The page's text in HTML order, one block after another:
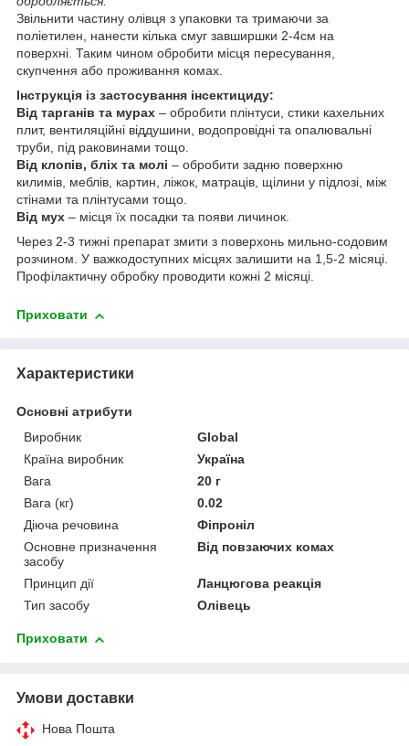
Звільнити частину олівця з упаковки та тримаючи за
поліетилен, нанести кілька смуг завширшки 2-4см на
поверхні. Таким чином обробити місця пересування,
скупчення або проживання комах.
Інструкція із застосування інсектициду:
Від тарганів та мурах – обробити плінтуси, стики кахельних
плит, вентиляційні віддушини, водопровідні та опалювальні
труби, під раковинами тощо.
Від клопів, бліх та молі – обробити задню поверхню
килимів, меблів, картин, ліжок, матраців, щілини у підлозі, між
стінами та плінтусами тощо.
Від мух – місця їх посадки та появи личинок.
Через 2-3 тижні препарат змити з поверхонь мильно-содовим
розчином. У важкодоступних місцях залишити на 1,5-2 місяці.
Профілактичну обробку проводити кожні 2 місяці.
Приховати
Характеристики
Основні атрибути
Виробник
Global
Країна виробник
Україна
Вага
20 г
Вага (кг)
0.02
Діюча речовина
Фіпроніл
Основне призначення
засобу
Від повзаючих комах
Принцип дії
Ланцюгова реакція
Тип засобу
Олівець
Приховати
Умови доставки
Нова Пошта